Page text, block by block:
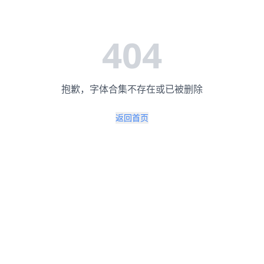
404
抱歉，字体合集不存在或已被删除
返回首页